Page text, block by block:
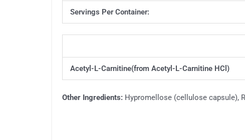
Servings Per Container:
Acetyl-L-Carnitine(from Acetyl-L-Carnitine HCl)
Other Ingredients: Hypromellose (cellulose capsule),